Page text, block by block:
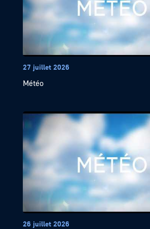
27 juillet 2026
Météo
26 juillet 2026